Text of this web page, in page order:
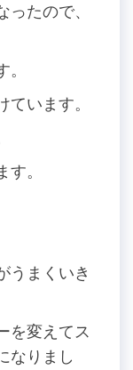
たので、
います。
。
うまくいき
を変えてス
なりまし